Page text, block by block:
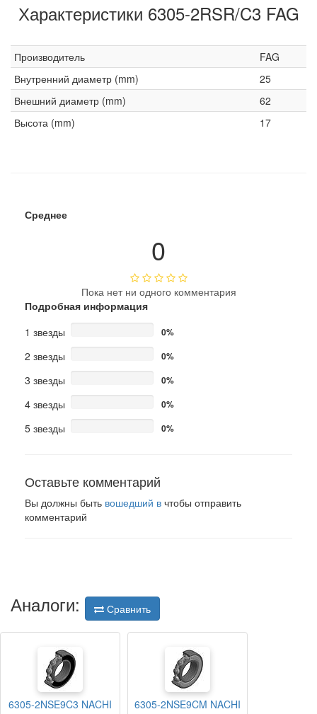
Характеристики 6305-2RSR/C3 FAG
Производитель
FAG
Внутренний диаметр (mm)
25
Внешний диаметр (mm)
62
Высота (mm)
17
Среднее
0
Пока нет ни одного комментария
Подробная информация
1 звезды
0%
2 звезды 0%
3 звезды 0%
4 звезды 0%
5 звезды 0%
Оставьте комментарий
Вы должны быть вошедший в чтобы отправить
комментарий
Аналоги: Сравнить
6305-2NSE9C3 NACHI 6305-2NSE9CM NACHI